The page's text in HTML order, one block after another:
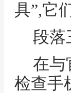
具”,它
段落
在与
检查手